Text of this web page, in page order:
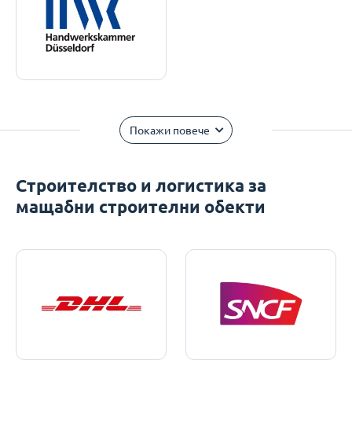
Покажи повече
Строителство и логистика за
мащабни строителни обекти